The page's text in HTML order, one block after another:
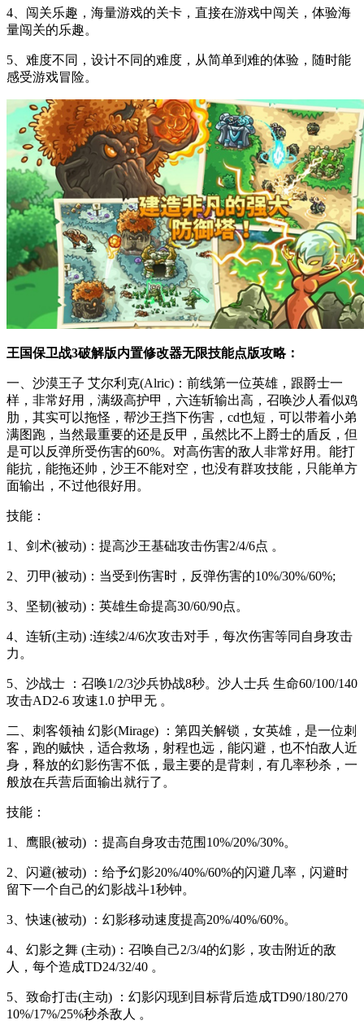
4、闯关乐趣，海量游戏的关卡，直接在游戏中闯关，体验海
量闯关的乐趣。
5、难度不同，设计不同的难度，从简单到难的体验，随时能
感受游戏冒险。
王国保卫战3破解版内置修改器无限技能点版攻略：
一、沙漠王子 艾尔利克(Alric)：前线第一位英雄，跟爵士一
样，非常好用，满级高护甲，六连斩输出高，召唤沙人看似鸡
肋，其实可以拖怪，帮沙王挡下伤害，cd也短，可以带着小弟
满图跑，当然最重要的还是反甲，虽然比不上爵士的盾反，但
是可以反弹所受伤害的60%。对高伤害的敌人非常好用。能打
能抗，能拖还帅，沙王不能对空，也没有群攻技能，只能单方
面输出，不过他很好用。
技能：
1、剑术(被动)：提高沙王基础攻击伤害2/4/6点 。
2、刃甲(被动)：当受到伤害时，反弹伤害的10%/30%/60%;
3、坚韧(被动)：英雄生命提高30/60/90点。
4、连斩(主动) :连续2/4/6次攻击对手，每次伤害等同自身攻击
力。
5、沙战士 ：召唤1/2/3沙兵协战8秒。沙人士兵 生命60/100/140
攻击AD2-6 攻速1.0 护甲无 。
二、刺客领袖 幻影(Mirage) ：第四关解锁，女英雄，是一位刺
客，跑的贼快，适合救场，射程也远，能闪避，也不怕敌人近
身，释放的幻影伤害不低，最主要的是背刺，有几率秒杀，一
般放在兵营后面输出就行了。
技能：
1、鹰眼(被动) ：提高自身攻击范围10%/20%/30%。
2、闪避(被动) ：给予幻影20%/40%/60%的闪避几率，闪避时
留下一个自己的幻影战斗1秒钟。
3、快速(被动) ：幻影移动速度提高20%/40%/60%。
4、幻影之舞 (主动)：召唤自己2/3/4的幻影，攻击附近的敌
人，每个造成TD24/32/40 。
5、致命打击(主动) ：幻影闪现到目标背后造成TD90/180/270
10%/17%/25%秒杀敌人 。